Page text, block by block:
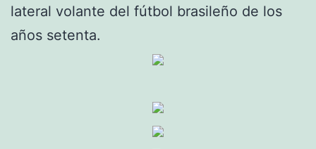
lateral volante del fútbol brasileño de los
años setenta.